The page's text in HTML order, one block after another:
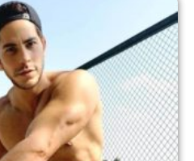
mais lindoo ❤️
lindo
internauta. “Uau
homem”, falou a